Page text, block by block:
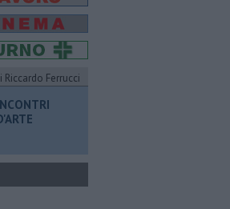
Riccardo Ferrucci